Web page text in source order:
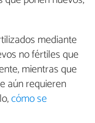
mediante
no fértiles que
mientras que
aún requieren
cómo se